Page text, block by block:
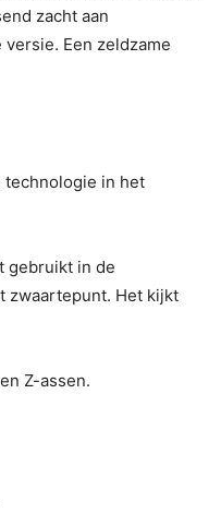
zacht aan
Een zeldzame
technologie in het
gebruikt in de
zwaartepunt. Het kijkt
Z-assen.